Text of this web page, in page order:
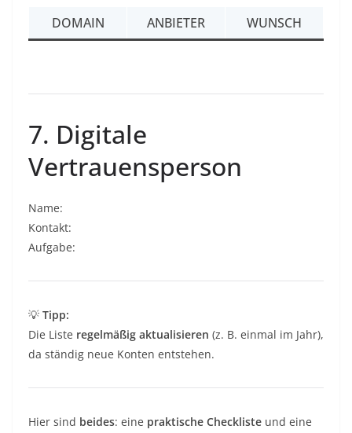
DOMAIN ANBIETER WUNSCH
7. Digitale
Vertrauensperson
Name:
Kontakt:
Aufgabe:
💡 Tipp:
Die Liste regelmäßig aktualisieren (z. B. einmal im Jahr),
da ständig neue Konten entstehen.
Hier sind beides: eine praktische Checkliste und eine